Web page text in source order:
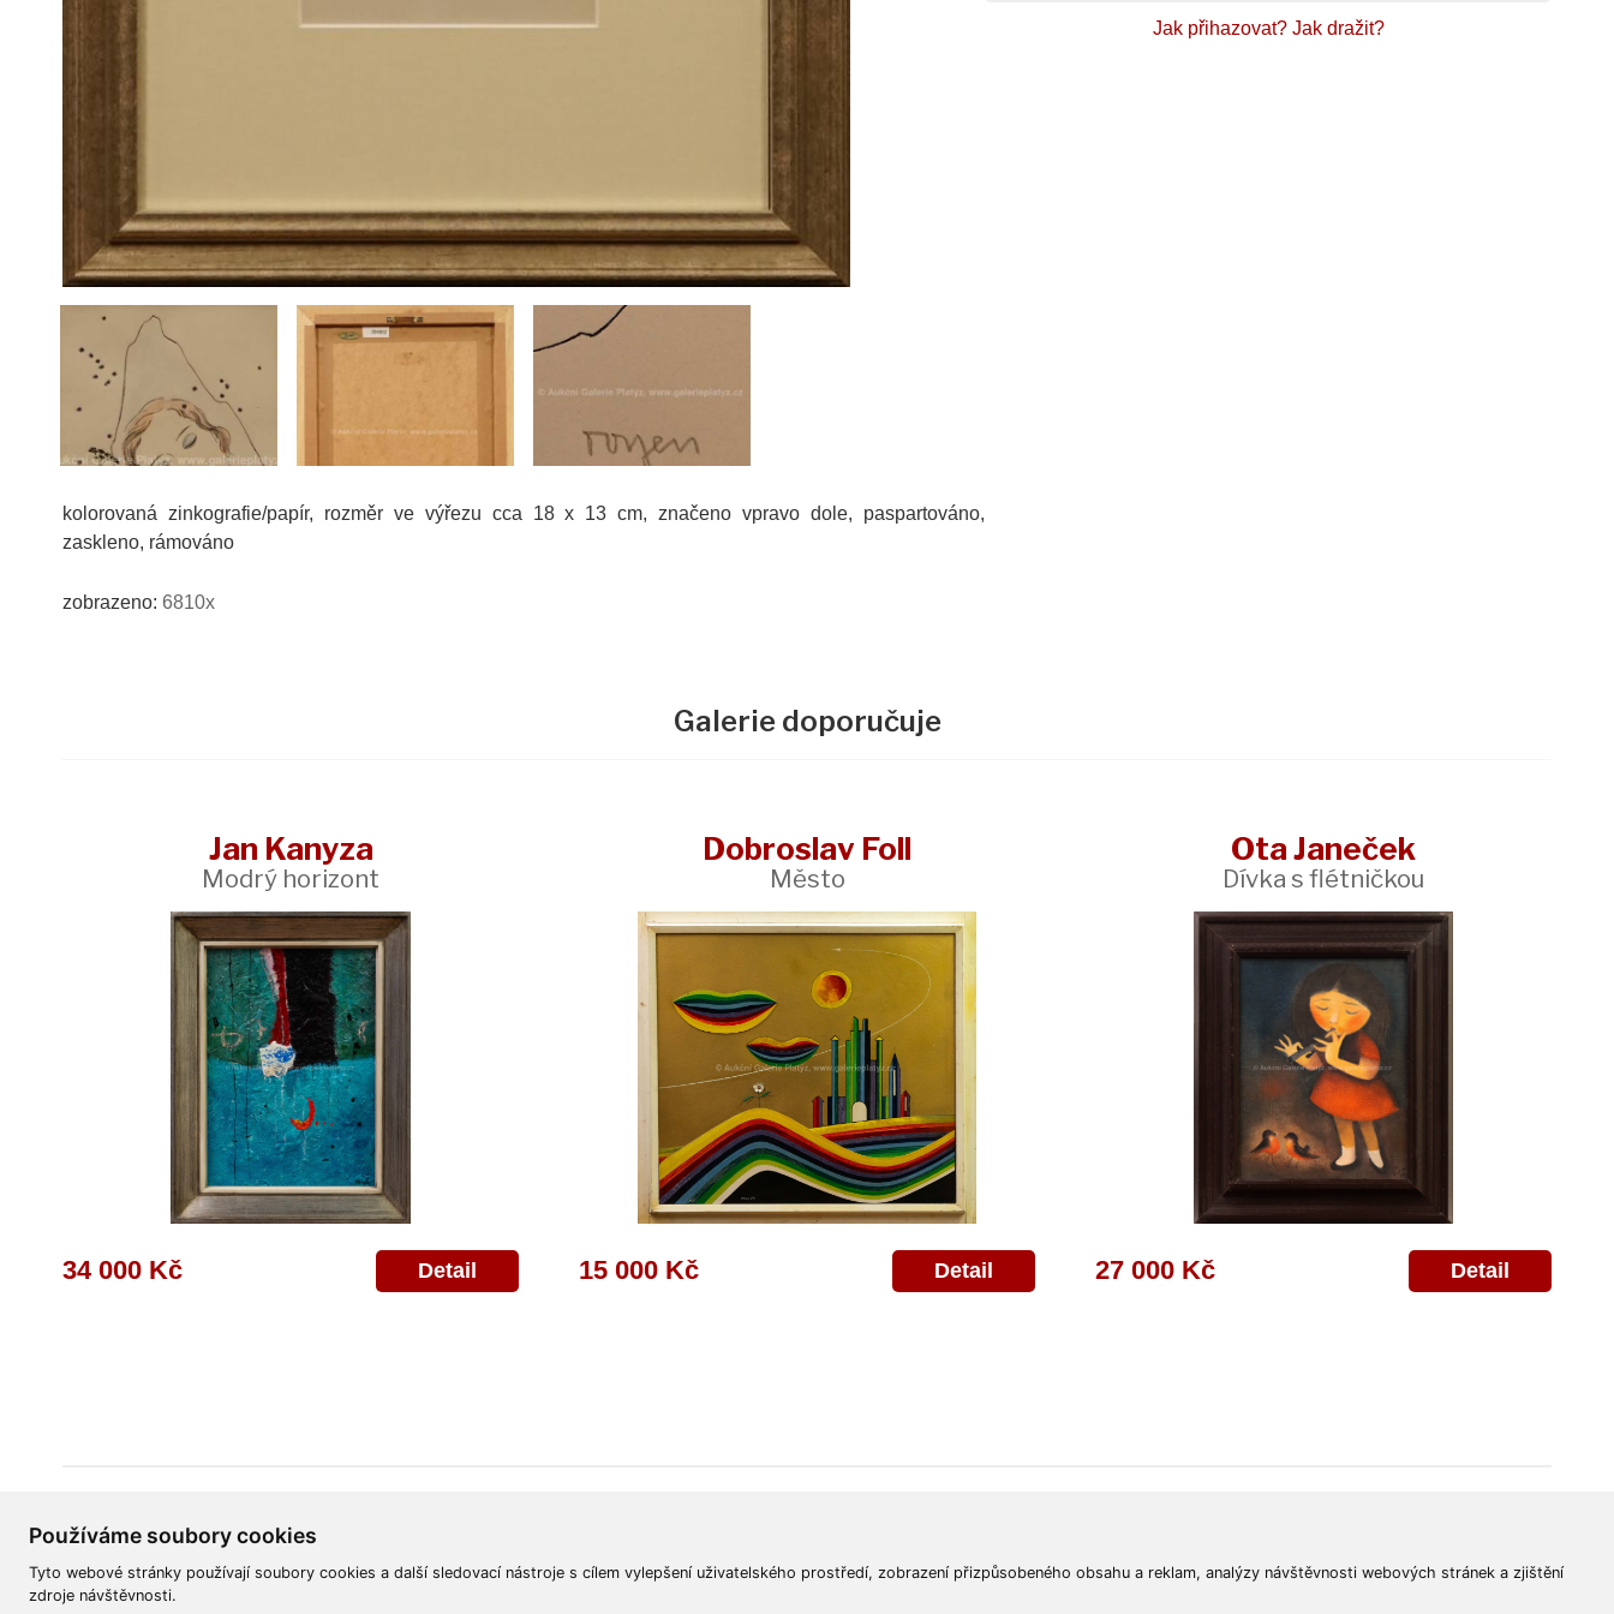
Používáme soubory cookies
Tyto webové stránky používají soubory cookies a další sledovací nástroje s cílem vylepšení uživatelského prostředí, zobrazení přizpůsobeného obsahu a reklam, analýzy návštěvnosti webových stránek a zjištění
zdroje návštěvnosti.
kolorovaná zinkografie/papír, rozměr ve výřezu cca 18 x 13 cm, značeno vpravo dole, paspartováno,
zaskleno, rámováno
zobrazeno: 6810x
Jak přihazovat? Jak dražit?
Galerie doporučuje
Jan Kanyza
Modrý horizont
34 000 Kč Detail
Dobroslav Foll
Město
15 000 Kč Detail
Ota Janeček
Dívka s flétničkou
27 000 Kč Detail